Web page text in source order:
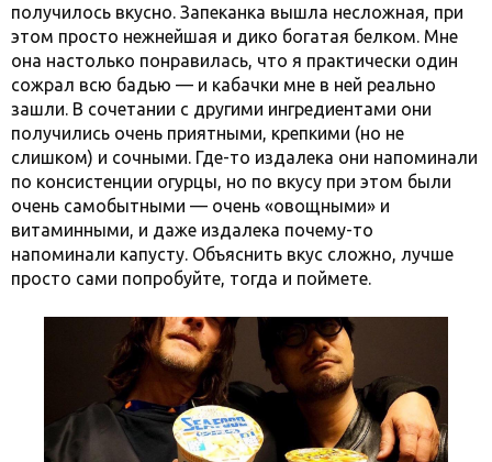
получилось вкусно. Запеканка вышла несложная, при
этом просто нежнейшая и дико богатая белком. Мне
она настолько понравилась, что я практически один
сожрал всю бадью — и кабачки мне в ней реально
зашли. В сочетании с другими ингредиентами они
получились очень приятными, крепкими (но не
слишком) и сочными. Где-то издалека они напоминали
по консистенции огурцы, но по вкусу при этом были
очень самобытными — очень «овощными» и
витаминными, и даже издалека почему-то
напоминали капусту. Объяснить вкус сложно, лучше
просто сами попробуйте, тогда и поймете.